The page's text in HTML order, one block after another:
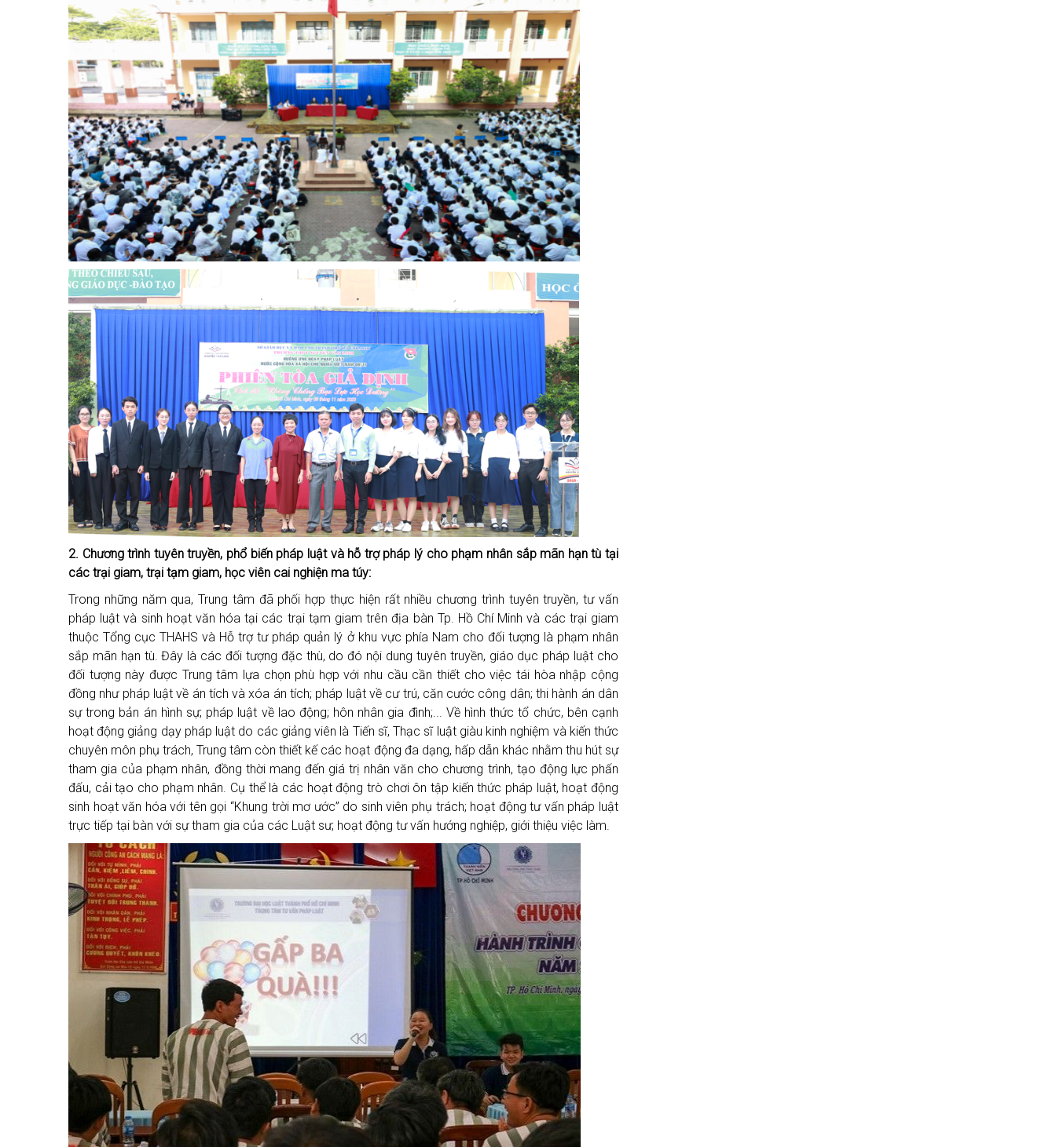
2. Chương trình tuyên truyền, phổ biến pháp luật và hỗ trợ pháp lý cho phạm nhân sắp mãn hạn tù tại
các trại giam, trại tạm giam, học viên cai nghiện ma túy:
Trong những năm qua, Trung tâm đã phối hợp thực hiện rất nhiều chương trình tuyên truyền, tư vấn
pháp luật và sinh hoạt văn hóa tại các trại tạm giam trên địa bàn Tp. Hồ Chí Minh và các trại giam
thuộc Tổng cục THAHS và Hỗ trợ tư pháp quản lý ở khu vực phía Nam cho đối tượng là phạm nhân
sắp mãn hạn tù. Đây là các đối tượng đặc thù, do đó nội dung tuyên truyền, giáo dục pháp luật cho
đối tượng này được Trung tâm lựa chọn phù hợp với nhu cầu cần thiết cho việc tái hòa nhập cộng
đồng như pháp luật về án tích và xóa án tích; pháp luật về cư trú, căn cước công dân; thi hành án dân
sự trong bản án hình sự; pháp luật về lao động; hôn nhân gia đình;... Về hình thức tổ chức, bên cạnh
hoạt động giảng dạy pháp luật do các giảng viên là Tiến sĩ, Thạc sĩ luật giàu kinh nghiệm và kiến thức
chuyên môn phụ trách, Trung tâm còn thiết kế các hoạt động đa dạng, hấp dẫn khác nhằm thu hút sự
tham gia của phạm nhân, đồng thời mang đến giá trị nhân văn cho chương trình, tạo động lực phấn
đấu, cải tạo cho phạm nhân. Cụ thể là các hoạt động trò chơi ôn tập kiến thức pháp luật, hoạt động
sinh hoạt văn hóa với tên gọi “Khung trời mơ ước” do sinh viên phụ trách; hoạt động tư vấn pháp luật
trực tiếp tại bàn với sự tham gia của các Luật sư; hoạt động tư vấn hướng nghiệp, giới thiệu việc làm.